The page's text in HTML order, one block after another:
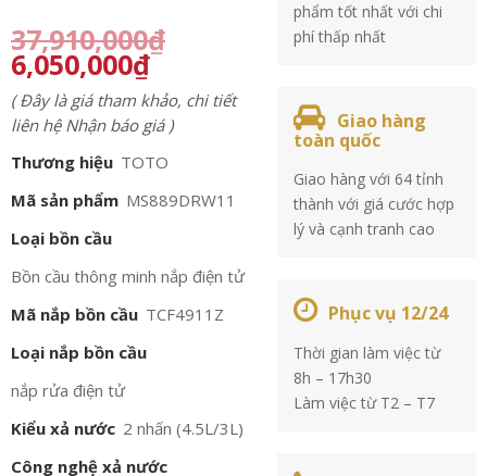
37,910,000₫
6,050,000₫
( Đây là giá tham khảo, chi tiết
liên hệ Nhận báo giá )
Thương hiệu TOTO
Mã sản phẩm MS889DRW11
Loại bồn cầu
Bồn cầu thông minh nắp điện tử
Mã nắp bồn cầu TCF4911Z
Loại nắp bồn cầu
nắp rửa điện tử
Kiểu xả nước 2 nhấn (4.5L/3L)
Công nghệ xả nước
phẩm tốt nhất với chi
phí thấp nhất
Giao hàng
toàn quốc
Giao hàng với 64 tỉnh
thành với giá cước hợp
lý và cạnh tranh cao
Phục vụ 12/24
Thời gian làm việc từ
8h – 17h30
Làm việc từ T2 – T7